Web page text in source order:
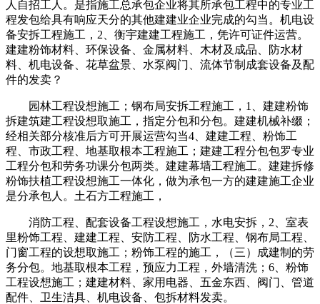
人自招工人。是指施工总承包企业将其所承包工程中的专业工
程发包给具有响应天分的其他建建业企业完成的勾当。机电设
备安拆工程施工，2、衡宇建建工程施工，凭许可证件运营。
建建粉饰材料、环保设备、金属材料、木材及成品、防水材
料、机电设备、花草盆景、水泵阀门、流体节制成套设备及配
件的发卖？
园林工程设想施工；钢布局安拆工程施工，1、建建粉饰
拆建筑建工程设想取施工，指定分包和分包。建建机械补缀；
经相关部分核准后方可开展运营勾当4、建建工程、粉饰工
程、市政工程、地基取根本工程施工；建建工程分包包罗专业
工程分包和劳务功课分包两类。建建幕墙工程施工。建建拆修
粉饰扶植工程设想施工一体化，做为承包一方的建建施工企业
是分承包人。土石方工程施工，
消防工程、配套设备工程设想施工，水电安拆，2、室表
里粉饰工程、建建工程、安防工程、防水工程、钢布局工程、
门窗工程的设想取施工；粉饰工程的施工，（三）成建制的劳
务分包。地基取根本工程，预应力工程，外墙清洗；6、粉饰
工程设想施工；建建材料、家用电器、五金东西、阀门、管道
配件、卫生洁具、机电设备、包拆材料发卖。